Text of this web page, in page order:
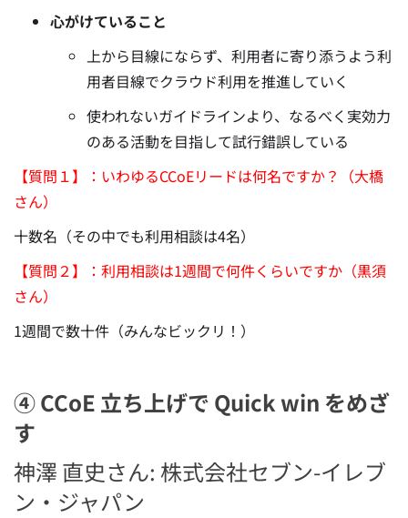
心がけていること
上から目線にならず、利用者に寄り添うよう利
用者目線でクラウド利用を推進していく
使われないガイドラインより、なるべく実効力
のある活動を目指して試行錯誤している
【質問１】：いわゆるCCoEリードは何名ですか？（大橋
さん）
十数名（その中でも利用相談は4名）
【質問２】：利用相談は1週間で何件くらいですか（黒須
さん）
1週間で数十件（みんなビックリ！）
④ CCoE 立ち上げで Quick win をめざ
す
神澤 直史さん: 株式会社セブン-イレブ
ン・ジャパン